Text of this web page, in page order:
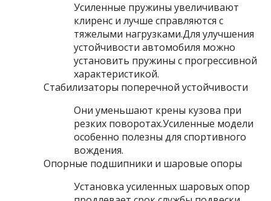
Усиленные пружины увеличивают
клиренс и лучше справляются с
тяжелыми нагрузками.Для улучшения
устойчивости автомобиля можно
установить пружины с прогрессивной
характеристикой.
Стабилизаторы поперечной устойчивости
Они уменьшают крены кузова при
резких поворотах.Усиленные модели
особенно полезны для спортивного
вождения.
Опорные подшипники и шаровые опоры
Установка усиленных шаровых опор